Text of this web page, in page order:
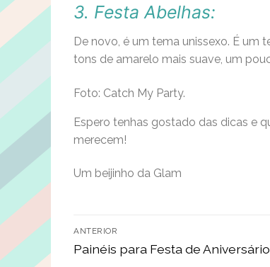
3. Festa Abelhas:
De novo, é um tema unissexo. É um
tons de amarelo mais suave, um
Foto: Catch My Party.
Espero tenhas gostado das dicas e
merecem!
Um beijinho da Glam
Navegação
de
ANTERIOR
Previous
Painéis para Festa de